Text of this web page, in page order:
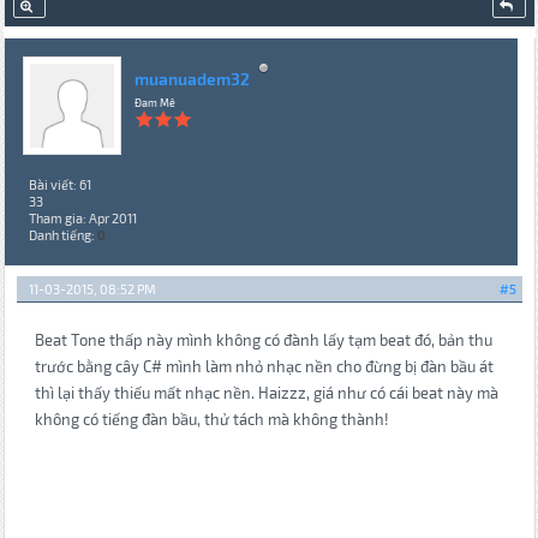
muanuadem32
Đam Mê
Bài viết: 61
33
Tham gia: Apr 2011
Danh tiếng: 0
#5
11-03-2015, 08:52 PM
Beat Tone thấp này mình không có đành lấy tạm beat đó, bản thu
trước bằng cây C# mình làm nhỏ nhạc nền cho đừng bị đàn bầu át
thì lại thấy thiếu mất nhạc nền. Haizzz, giá như có cái beat này mà
không có tiếng đàn bầu, thử tách mà không thành!